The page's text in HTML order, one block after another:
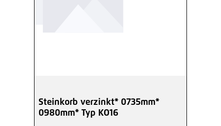
Steinkorb verzinkt* 0735mm*
0980mm* Typ KO16